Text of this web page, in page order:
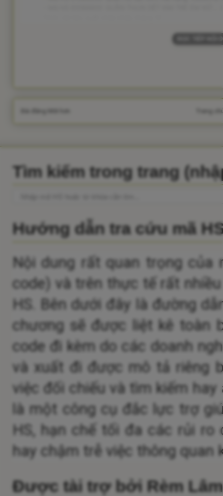
ĐỌC TIẾP NỘI
Trang
Tìm kiếm trong trang
Hướng dẫn tra cứu mã
Nội dung rất quan trọng của
code) và trên thực tế rất
HS.
Bên dưới đây là đường
chương sẽ được liệt kê toàn
code đi kèm do các doanh
và xuất đi được mô tả riêng
việc đối chiếu và tìm kiếm
là một công cụ đắc lực trợ
HS, hạn chế tối đa các rủi
hay chậm trễ việc thông quan
Được tài trợ bởi Rèm